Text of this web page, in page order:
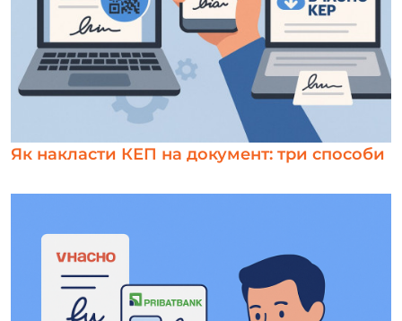
Як накласти КЕП на документ: три способи